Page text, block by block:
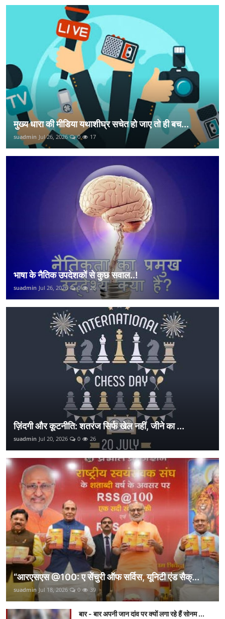
मुख्य धारा की मीडिया यथाशीघ्र सचेत हो जाए तो ही बच...
suadmin Jul 26, 2026 0 17
भाषा के नैतिक उपदेशकों से कुछ सवाल..!
suadmin Jul 26, 2026 0 25
ज़िंदगी और कूटनीति: शतरंज सिर्फ खेल नहीं, जीने का ...
suadmin Jul 20, 2026 0 26
“आरएसएस @100: ए सेंचुरी ऑफ सर्विस, यूनिटी एंड सैक्...
suadmin Jul 18, 2026 0 39
बार - बार अपनी जान दांव पर क्यों लगा रहे हैं सोनम ...